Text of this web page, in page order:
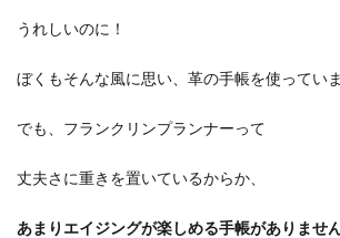
うれしいのに！
ぼくもそんな風に思い、革の手帳を使っていま
でも、フランクリンプランナーって
丈夫さに重きを置いているからか、
あまりエイジングが楽しめる手帳がありません